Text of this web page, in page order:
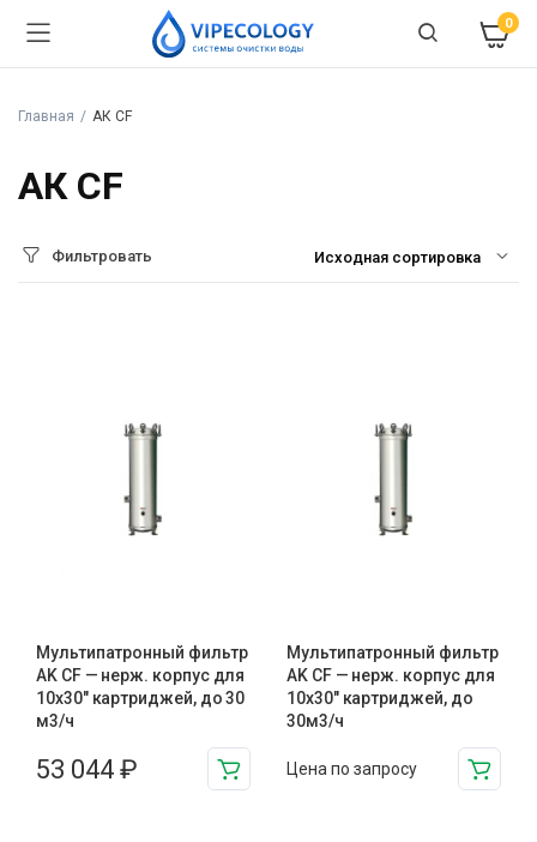
0
Главная АК CF
АК CF
Фильтровать
Мультипатронный фильтр
AK CF — нерж. корпус для
10х30″ картриджей, до 30
м3/ч
53 044 ₽
Мультипатронный фильтр
AK CF — нерж. корпус для
10х30" картриджей, до
30м3/ч
Цена по запросу